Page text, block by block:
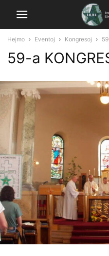
Hejmo Eventoj Kongresoj
59-a